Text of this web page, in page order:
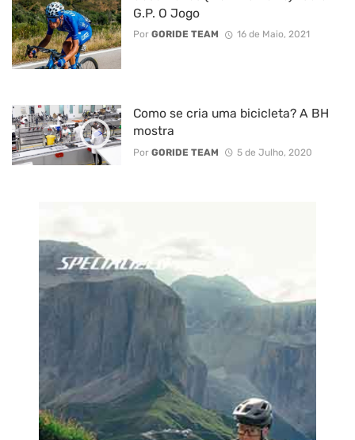
G.P. O Jogo
Por GORIDE TEAM 16 de Maio, 2021
Como se cria uma bicicleta? A BH
mostra
Por GORIDE TEAM 5 de Julho, 2020